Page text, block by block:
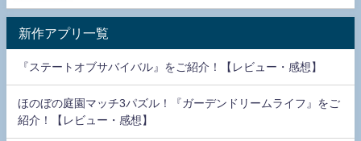
新作アプリ一覧
『ステートオブサバイバル』をご紹介！【レビュー・感想】
ほのぼの庭園マッチ3パズル！『ガーデンドリームライフ』をご
紹介！【レビュー・感想】